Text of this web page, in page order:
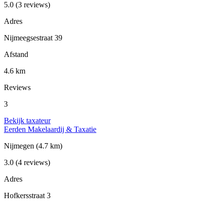
5.0 (3 reviews)
Adres
Nijmeegsestraat 39
Afstand
4.6 km
Reviews
3
Bekijk taxateur
Eerden Makelaardij & Taxatie
Nijmegen (4.7 km)
3.0 (4 reviews)
Adres
Hofkersstraat 3